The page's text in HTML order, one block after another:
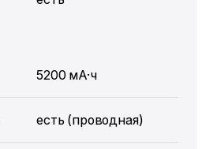
5200 мА·ч
есть (проводная)